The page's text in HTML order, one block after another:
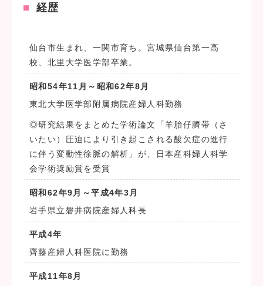
経歴
仙台市生まれ、一関市育ち。宮城県仙台第一高
校、北里大学医学部卒業。
昭和54年11月～昭和62年8月
東北大学医学部附属病院産婦人科勤務
◎研究結果をまとめた学術論文「羊胎仔臍帯（さ
いたい）圧迫により引き起こされる酸欠症の進行
に伴う変動性徐脈の解析」が、日本産科婦人科学
会学術奨励賞を受賞
昭和62年9月～平成4年3月
岩手県立磐井病院産婦人科長
平成4年
齊藤産婦人科医院に勤務
平成11年8月